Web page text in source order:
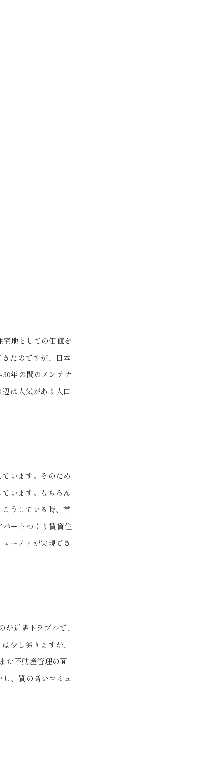
地としての価値を
たのですが、日本
年の間のメンテナ
は人気があり人口
います。そのため
います。もちろん
うしている時、首
パートつくり賃貸住
ニティが実現でき
近隣トラブルで、
少し劣りますが、
た不動産管理の面
、質の高いコミュ